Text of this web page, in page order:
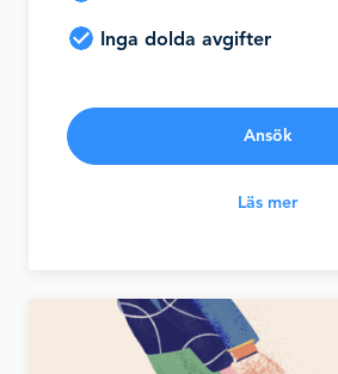
Inga dolda avgifter
Ansök
Läs mer